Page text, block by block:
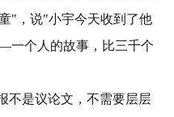
"，说"小宇今天收到了他
一个人的故事，比三千个
不是议论文，不需要层层